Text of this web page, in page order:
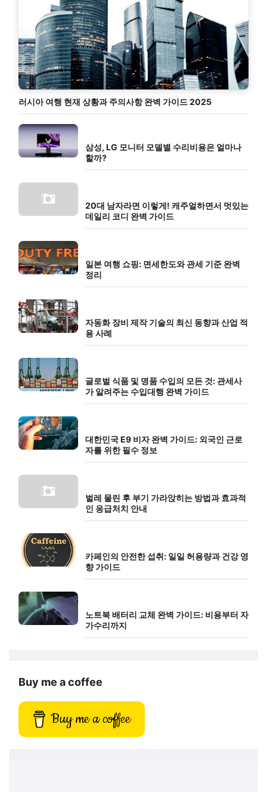
러시아 여행 현재 상황과 주의사항 완벽 가이드 2025
삼성, LG 모니터 모델별 수리비용은 얼마나
할까?
20대 남자라면 이렇게! 캐주얼하면서 멋있는
데일리 코디 완벽 가이드
일본 여행 쇼핑: 면세한도와 관세 기준 완벽
정리
자동화 장비 제작 기술의 최신 동향과 산업 적
용 사례
글로벌 식품 및 명품 수입의 모든 것: 관세사
가 알려주는 수입대행 완벽 가이드
대한민국 E9 비자 완벽 가이드: 외국인 근로
자를 위한 필수 정보
벌레 물린 후 부기 가라앉히는 방법과 효과적
인 응급처치 안내
카페인의 안전한 섭취: 일일 허용량과 건강 영
향 가이드
노트북 배터리 교체 완벽 가이드: 비용부터 자
가수리까지
Buy me a coffee
Buy me a coffee